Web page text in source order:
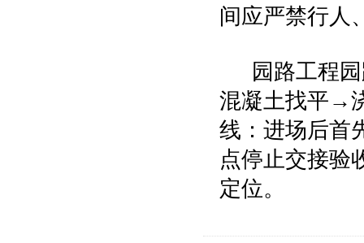
间应严禁行人
园路工程园
混凝土找平→
线：进场后首
点停止交接验
定位。